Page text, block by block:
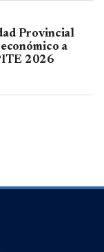
Provincial
a
2026